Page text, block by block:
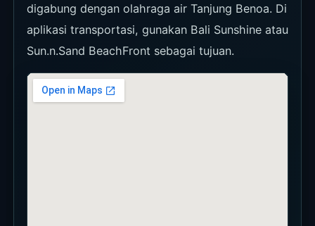
digabung dengan olahraga air Tanjung Benoa. Di
aplikasi transportasi, gunakan Bali Sunshine atau
Sun.n.Sand BeachFront sebagai tujuan.